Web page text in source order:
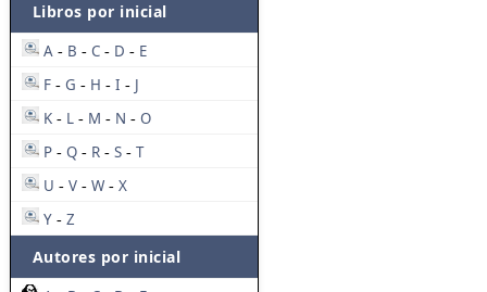
Libros por inicial
A - B - C - D - E
F - G - H - I - J
K - L - M - N - O
P - Q - R - S - T
U - V - W - X
Y - Z
Autores por inicial